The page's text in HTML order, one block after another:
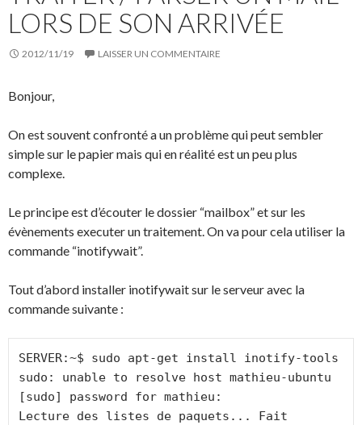
LORS DE SON ARRIVÉE
2012/11/19 LAISSER UN COMMENTAIRE
Bonjour,
On est souvent confronté a un problème qui peut sembler
simple sur le papier mais qui en réalité est un peu plus
complexe.
Le principe est d’écouter le dossier “mailbox” et sur les
évènements executer un traitement. On va pour cela utiliser la
commande “inotifywait”.
Tout d’abord installer inotifywait sur le serveur avec la
commande suivante :
SERVER:~$ sudo apt-get install inotify-tools
sudo: unable to resolve host mathieu-ubuntu
[sudo] password for mathieu:
Lecture des listes de paquets... Fait